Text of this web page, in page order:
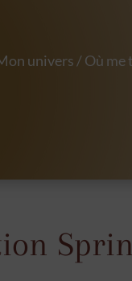
univers / Où me